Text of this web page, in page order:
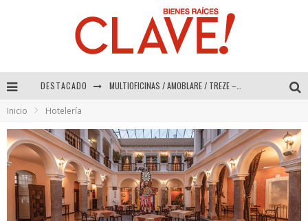
DESTACADO MULTIOFICINAS / AMOBLARE / TREZE – Especial Interiorismo & Decoración 2026
COLINEAL – Especial Interiorismo & Decoración 2026
ADRIANA HOYOS DESIGN STUDIO – Especial Interiorismo & Decoración 2026
Inicio Hotelería